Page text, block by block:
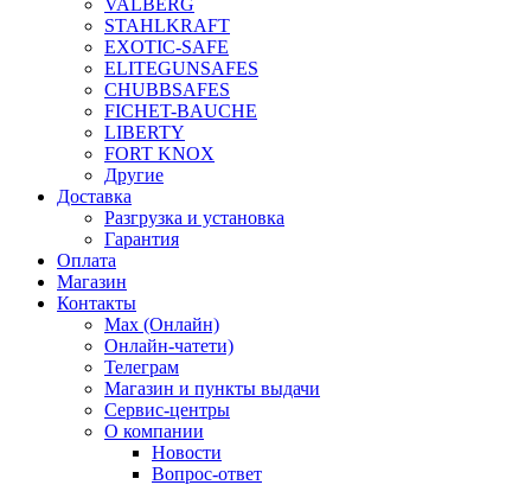
VALBERG
STAHLKRAFT
EXOTIC-SAFE
ELITEGUNSAFES
CHUBBSAFES
FICHET-BAUCHE
LIBERTY
FORT KNOX
Другие
Доставка
Разгрузка и установка
Гарантия
Оплата
Магазин
Контакты
Max (Онлайн)
Онлайн-чатети)
Телеграм
Магазин и пункты выдачи
Сервис-центры
О компании
Новости
Вопрос-ответ